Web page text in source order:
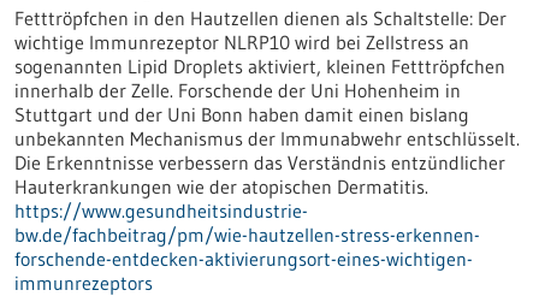
Fetttröpfchen in den Hautzellen dienen als Schaltstelle: Der
wichtige Immunrezeptor NLRP10 wird bei Zellstress an
sogenannten Lipid Droplets aktiviert, kleinen Fetttröpfchen
innerhalb der Zelle. Forschende der Uni Hohenheim in
Stuttgart und der Uni Bonn haben damit einen bislang
unbekannten Mechanismus der Immunabwehr entschlüsselt.
Die Erkenntnisse verbessern das Verständnis entzündlicher
Hauterkrankungen wie der atopischen Dermatitis.
https://www.gesundheitsindustrie-
bw.de/fachbeitrag/pm/wie-hautzellen-stress-erkennen-
forschende-entdecken-aktivierungsort-eines-wichtigen-
immunrezeptors